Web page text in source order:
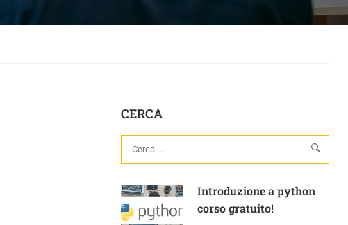
CERCA
Introduzione a python
corso gratuito!